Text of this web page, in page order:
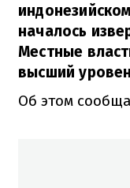
началось
Местные
высший
Об этом